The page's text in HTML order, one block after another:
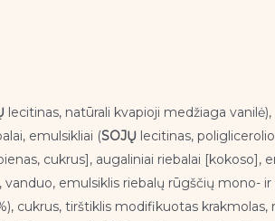
lecitinas, natūrali kvapioji medžiaga
emulsikliai (SOJŲ lecitinas,
cukrus], augaliniai riebalai [kokoso],
emulsiklis riebalų rūgščių mono-
cukrus, tirštiklis modifikuotas